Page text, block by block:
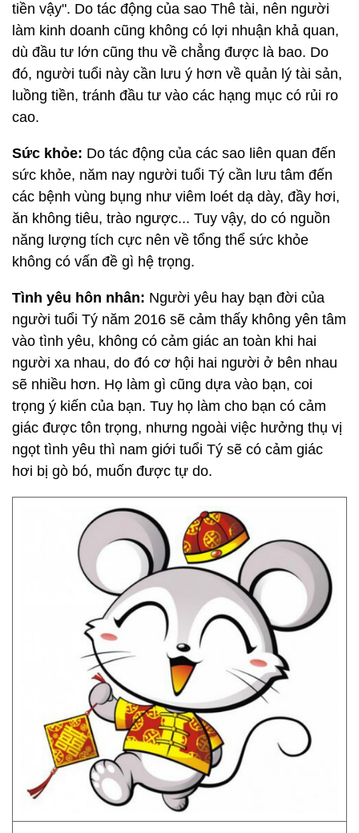
tiền vậy". Do tác động của sao Thê tài, nên người
làm kinh doanh cũng không có lợi nhuận khả quan,
dù đầu tư lớn cũng thu về chẳng được là bao. Do
đó, người tuổi này cần lưu ý hơn về quản lý tài sản,
luồng tiền, tránh đầu tư vào các hạng mục có rủi ro
cao.
Sức khỏe: Do tác động của các sao liên quan đến
sức khỏe, năm nay người tuổi Tý cần lưu tâm đến
các bệnh vùng bụng như viêm loét dạ dày, đầy hơi,
ăn không tiêu, trào ngược... Tuy vậy, do có nguồn
năng lượng tích cực nên về tổng thể sức khỏe
không có vấn đề gì hệ trọng.
Tình yêu hôn nhân: Người yêu hay bạn đời của
người tuổi Tý năm 2016 sẽ cảm thấy không yên tâm
vào tình yêu, không có cảm giác an toàn khi hai
người xa nhau, do đó cơ hội hai người ở bên nhau
sẽ nhiều hơn. Họ làm gì cũng dựa vào bạn, coi
trọng ý kiến của bạn. Tuy họ làm cho bạn có cảm
giác được tôn trọng, nhưng ngoài việc hưởng thụ vị
ngọt tình yêu thì nam giới tuổi Tý sẽ có cảm giác
hơi bị gò bó, muốn được tự do.